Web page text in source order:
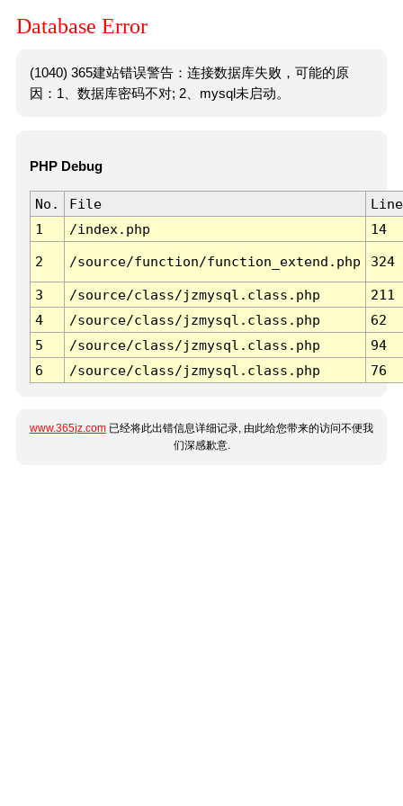
Database Error
(1040) 365建站错误警告：连接数据库失败，可能的原
因：1、数据库密码不对; 2、mysql未启动。
PHP Debug
No. File
Line
1
/index.php 14
2 /source/function/function_extend.php 324
3 /source/class/jzmysql.class.php
211
4
/source/class/jzmysql.class.php
62
5
/source/class/jzmysql.class.php
94
6
/source/class/jzmysql.class.php 76
www.365jz.com 已经将此出错信息详细记录, 由此给您带来的访问不便我
们深感歉意.